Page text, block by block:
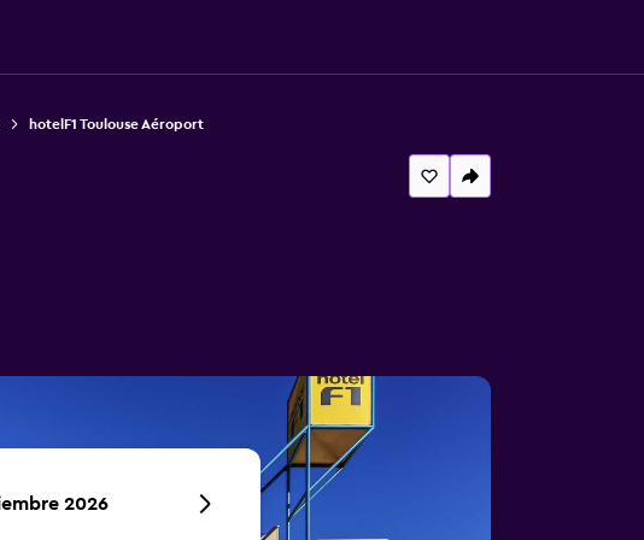
hotelF1 Toulouse Aéroport
2026